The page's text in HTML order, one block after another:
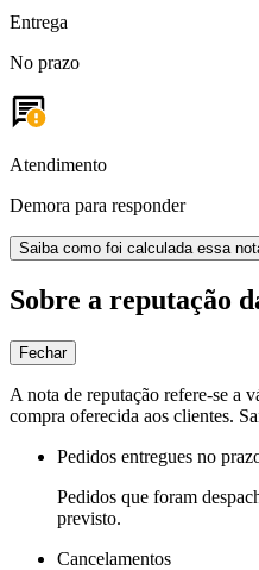
Entrega
No prazo
Atendimento
Demora para responder
Saiba como foi calculada essa
Sobre a reputação
Fechar
A nota de reputação refere-se a
compra oferecida aos clientes.
Pedidos entregues no
Pedidos que foram
previsto.
Cancelamentos